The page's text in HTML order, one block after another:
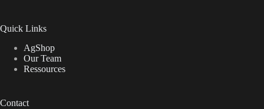
Quick Links
AgShop
Our Team
Ressources
Contact